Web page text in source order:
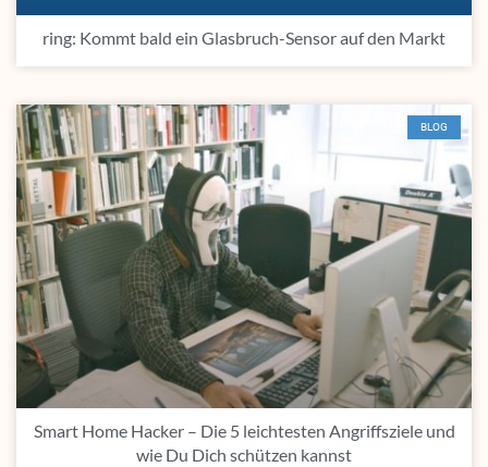
ring: Kommt bald ein Glasbruch-Sensor auf den Markt
BLOG
Smart Home Hacker – Die 5 leichtesten Angriffsziele und
wie Du Dich schützen kannst